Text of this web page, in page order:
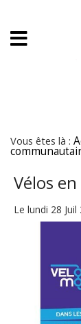
Vous êtes là :
Vélos
Le lundi 28